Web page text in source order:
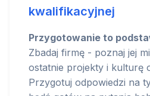
kwalifikacyjnej
Przygotowanie to
Zbadaj firmę - poznaj jej
ostatnie projekty i kulturę
Przygotuj odpowiedzi na